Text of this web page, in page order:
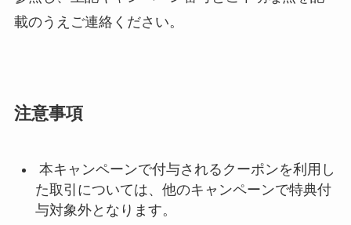
載のうえご連絡ください。
注意事項
本キャンペーンで付与されるクーポンを利用し
た取引については、他のキャンペーンで特典付
与対象外となります。